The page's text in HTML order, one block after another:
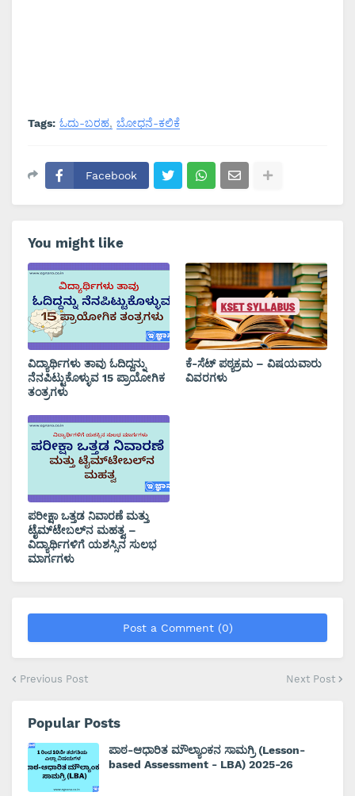
Tags: ಓದು-ಬರಹ ಬೋಧನೆ-ಕಲಿಕೆ
Facebook
You might like
ವಿದ್ಯಾರ್ಥಿಗಳು ತಾವು ಓದಿದ್ದನ್ನು
ನೆನಪಿಟ್ಟುಕೊಳ್ಳುವ 15 ಪ್ರಾಯೋಗಿಕ
ತಂತ್ರಗಳು
ಕೆ-ಸೆಟ್ ಪಠ್ಯಕ್ರಮ – ವಿಷಯವಾರು
ವಿವರಗಳು
ಪರೀಕ್ಷಾ ಒತ್ತಡ ನಿವಾರಣೆ ಮತ್ತು
ಟೈಮ್‌ಟೇಬಲ್‌ನ ಮಹತ್ವ –
ವಿದ್ಯಾರ್ಥಿಗಳಿಗೆ ಯಶಸ್ಸಿನ ಸುಲಭ
ಮಾರ್ಗಗಳು
Post a Comment (0)
Previous Post Next Post
Popular Posts
ಪಾಠ-ಆಧಾರಿತ ಮೌಲ್ಯಾಂಕನ ಸಾಮಗ್ರಿ (Lesson-
based Assessment - LBA) 2025-26